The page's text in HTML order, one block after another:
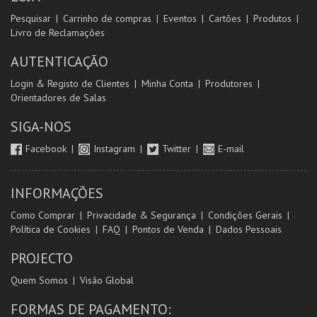
Pesquisar Carrinho de compras Eventos Cartões
Produtos
Livro de Reclamações
AUTENTICAÇÃO
Login & Registo de Clientes Minha Conta
Produtores
Orientadores de Salas
SIGA-NOS
Facebook Instagram Twitter E-mail
INFORMAÇÕES
Como Comprar Privacidade & Segurança
Condições Gerais
Política de Cookies
FAQ Pontos de Venda Dados Pessoais
PROJECTO
Quem Somos Visão Global
FORMAS DE PAGAMENTO: